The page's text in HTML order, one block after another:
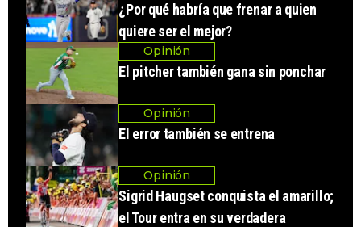
¿Por qué habría que frenar a quien
quiere ser el mejor?
Opinión
El pitcher también gana sin ponchar
Opinión
El error también se entrena
Opinión
Sigrid Haugset conquista el amarillo;
el Tour entra en su verdadera